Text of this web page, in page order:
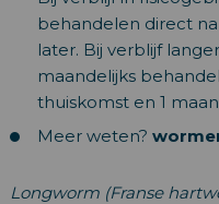
behandelen direct
later. Bij verblijf
maandelijks
thuiskomst en 1
Meer weten?
Longworm (Franse